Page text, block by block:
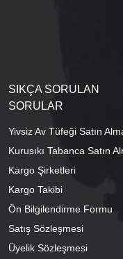
SIKÇA SORULAN
SORULAR
Yivsiz Av Tüfeği Satın
Kurusıkı Tabanca Satın
Kargo Şirketleri
Kargo Takibi
Ön Bilgilendirme Formu
Satış Sözleşmesi
Üyelik Sözleşmesi